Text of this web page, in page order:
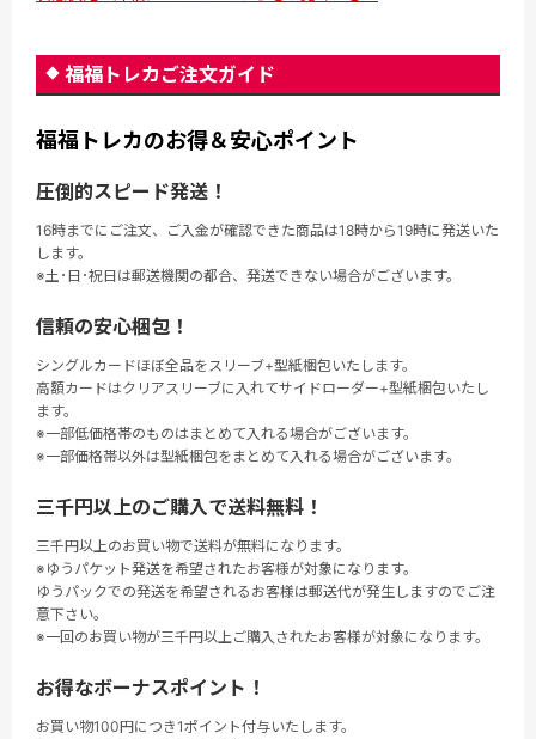
福福トレカご注文ガイド
福福トレカのお得＆安心ポイント
圧倒的スピード発送！
16時までにご注文、ご入金が確認できた商品は18時から19時に発送いた
します。
※土･日･祝日は郵送機関の都合、発送できない場合がございます。
信頼の安心梱包！
シングルカードほぼ全品をスリーブ+型紙梱包いたします。
高額カードはクリアスリーブに入れてサイドローダー+型紙梱包いたし
ます。
※一部低価格帯のものはまとめて入れる場合がございます。
※一部価格帯以外は型紙梱包をまとめて入れる場合がございます。
三千円以上のご購入で送料無料！
三千円以上のお買い物で送料が無料になります。
※ゆうパケット発送を希望されたお客様が対象になります。
ゆうパックでの発送を希望されるお客様は郵送代が発生しますのでご注
意下さい。
※一回のお買い物が三千円以上ご購入されたお客様が対象になります。
お得なボーナスポイント！
お買い物100円につき1ポイント付与いたします。